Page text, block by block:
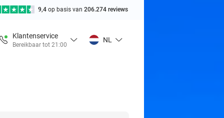
9,4 op basis van 206.274 reviews
Klantenservice
Bereikbaar tot 21:00
NL